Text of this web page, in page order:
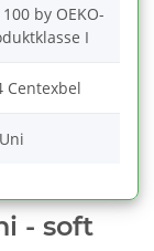
by OEKO-
I
Centexbel
Uni
- soft